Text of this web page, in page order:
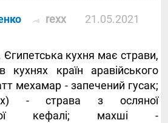
rexx 21.05.2021
Єгипетська кухня має страви,
країн аравійського
мехамар - запечений гусак;
- страва з осляної
кефалі; махші -